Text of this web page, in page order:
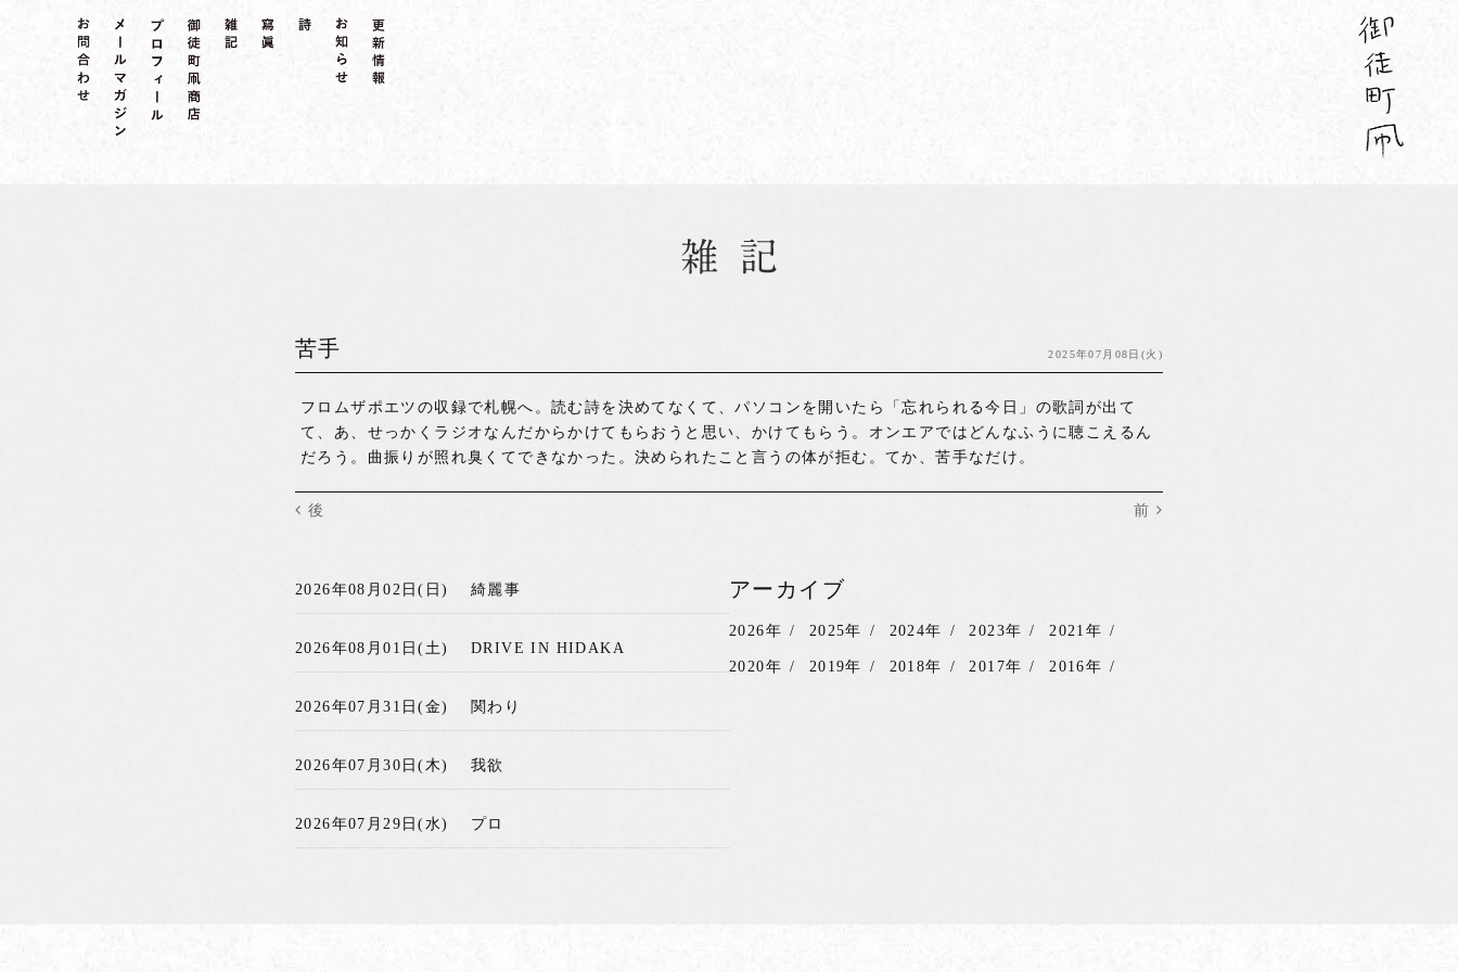
苦手 2025年07月08日(火)
フロムザポエツの収録で札幌へ。読む詩を決めてなくて、パソコンを開いたら「忘れられる今日」の歌詞が出て
て、あ、せっかくラジオなんだからかけてもらおうと思い、かけてもらう。オンエアではどんなふうに聴こえるん
だろう。曲振りが照れ臭くてできなかった。決められたこと言うの体が拒む。てか、苦手なだけ。
後 前
2026年08月02日(日) 綺麗事
2026年08月01日(土) DRIVE IN HIDAKA
2026年07月31日(金) 関わり
2026年07月30日(木) 我欲
2026年07月29日(水) プロ
アーカイブ
2026年 2025年 2024年 2023年 2021年
2020年 2019年 2018年 2017年 2016年